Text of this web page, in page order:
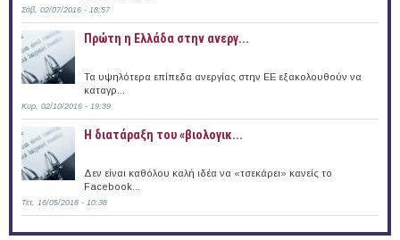
Σάβ, 02/07/2016 - 18:57
Πρώτη η Ελλάδα στην ανεργ...
Τα υψηλότερα επίπεδα ανεργίας στην ΕΕ εξακολουθούν να
καταγρ...
Κυρ, 02/10/2016 - 19:39
Η διατάραξη του «βιολογικ...
Δεν είναι καθόλου καλή ιδέα να «τσεκάρει» κανείς το
Facebook...
Τετ, 16/05/2018 - 10:38